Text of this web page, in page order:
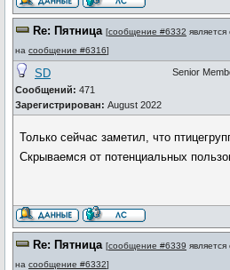
Re: Пятница [сообщение #6332
на сообщение #6316]
SD
Сообщений: 471
Зарегистрирован: August 2022
Senior
Только сейчас заметил, что
Скрываемся от потенциальных
Re: Пятница [сообщение #6339
на сообщение #6332]